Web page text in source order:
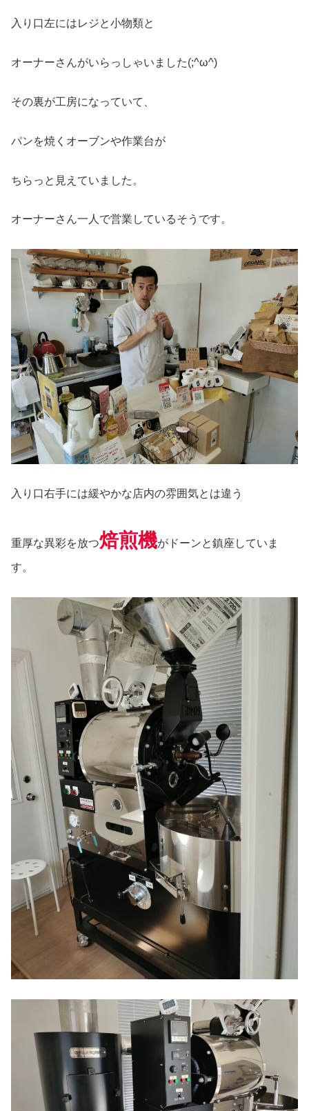
入り口左にはレジと小物類と
オーナーさんがいらっしゃいました(;^ω^)
その裏が工房になっていて、
パンを焼くオーブンや作業台が
ちらっと見えていました。
オーナーさん一人で営業しているそうです。
入り口右手には緩やかな店内の雰囲気とは違う
重厚な異彩を放つ焙煎機がドーンと鎮座していま
す。